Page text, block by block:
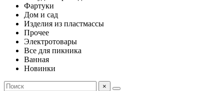
Фартуки
Дом и сад
Изделия из пластмассы
Прочее
Электротовары
Все для пикника
Ванная
Новинки
×